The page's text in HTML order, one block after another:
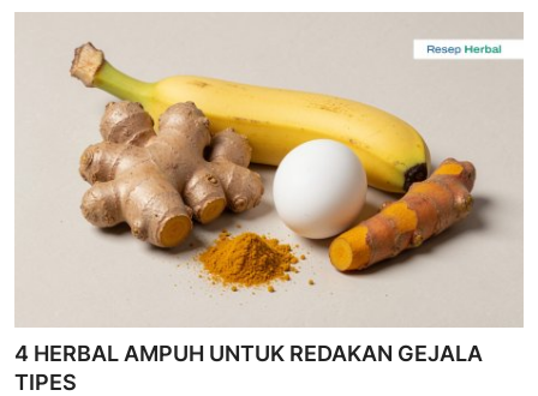
4 HERBAL AMPUH UNTUK REDAKAN GEJALA
TIPES